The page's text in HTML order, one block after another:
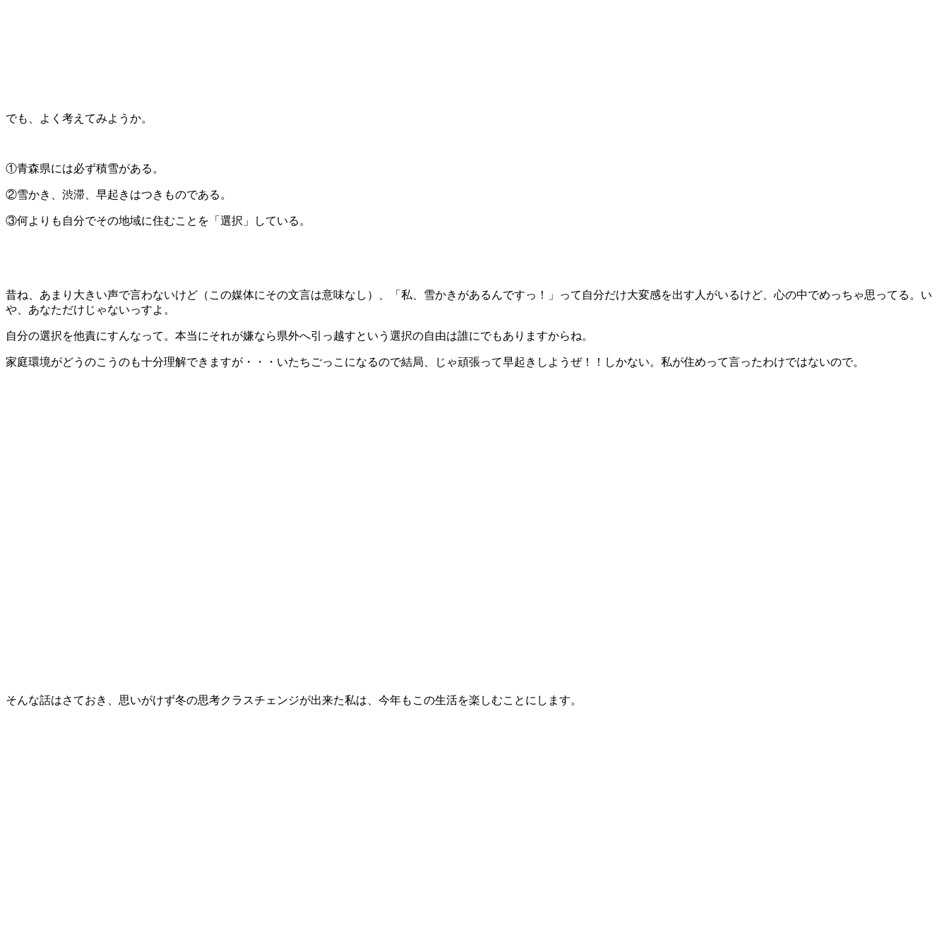
でも、よく考えてみようか。
①青森県には必ず積雪がある。
②雪かき、渋滞、早起きはつきものである。
③何よりも自分でその地域に住むことを「選択」している。
昔ね、あまり大きい声で言わないけど（この媒体にその文言は意味なし）、「私、雪かきがあるんですっ！」って自分だけ大変感を出す人がいるけど、心の中でめっちゃ思ってる。い
や、あなただけじゃないっすよ。
自分の選択を他責にすんなって。本当にそれが嫌なら県外へ引っ越すという選択の自由は誰にでもありますからね。
家庭環境がどうのこうのも十分理解できますが・・・いたちごっこになるので結局、じゃ頑張って早起きしようぜ！！しかない。私が住めって言ったわけではないので。
そんな話はさておき、思いがけず冬の思考クラスチェンジが出来た私は、今年もこの生活を楽しむことにします。